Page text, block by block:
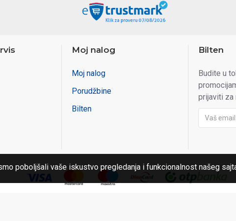
Moj nalog
Moj nalog
Porudžbine
Bilten
Bilten
Budite u
prijaviti za
poboljšali vaše iskustvo pregledanja i funkcionalnost našeg